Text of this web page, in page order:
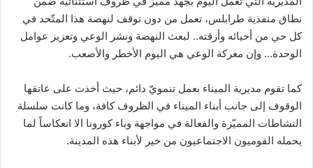
نطاق منفذية طرابلس، تعمل من دون توقف لنهضة هذا المتّحد في
كل حي من أحيائه وأزقته.. لبعث النهضة ونشر الوعي وتعزيز عوامل
الوحدة… وإن معركة الوعي هي اليوم الأخطر والأصعب.
كما تقوم مديرية الميناء بعمل تنمويّ دائم، حيث أخذت على عاتقها
الوقوف إلى جانب أبناء الميناء في الظروف كافة، وما كانت سلسلة
النشاطات المميّزة والفعالة في مواجهة وباء كورونا الا انعكاساً لما
يحمله القوميون الاجتماعيون من خير لأبناء هذه المدينة.